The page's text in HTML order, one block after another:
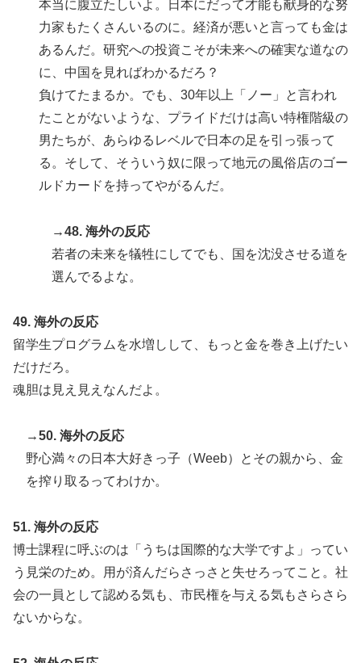
本当に腹立たしいよ。日本にだって才能も献身的な努
力家もたくさんいるのに。経済が悪いと言っても金は
あるんだ。研究への投資こそが未来への確実な道なの
に、中国を見ればわかるだろ？
負けてたまるか。でも、30年以上「ノー」と言われ
たことがないような、プライドだけは高い特権階級の
男たちが、あらゆるレベルで日本の足を引っ張って
る。そして、そういう奴に限って地元の風俗店のゴー
ルドカードを持ってやがるんだ。
→48. 海外の反応
若者の未来を犠牲にしてでも、国を沈没させる道を
選んでるよな。
49. 海外の反応
留学生プログラムを水増しして、もっと金を巻き上げたい
だけだろ。
魂胆は見え見えなんだよ。
→50. 海外の反応
野心満々の日本大好きっ子（Weeb）とその親から、金
を搾り取るってわけか。
51. 海外の反応
博士課程に呼ぶのは「うちは国際的な大学ですよ」ってい
う見栄のため。用が済んだらさっさと失せろってこと。社
会の一員として認める気も、市民権を与える気もさらさら
ないからな。